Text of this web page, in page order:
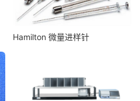
Hamilton 微量进样针